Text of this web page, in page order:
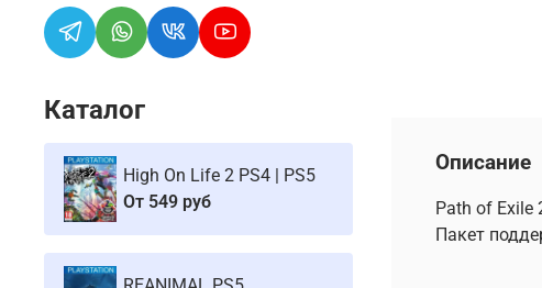
Описание
Path of Exile
Пакет
Каталог
High On Life 2 PS4 | PS5
От 549 руб